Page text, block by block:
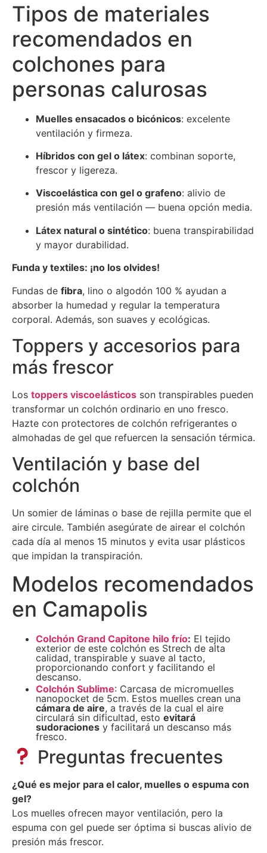
Tipos de materiales
recomendados en
colchones para
personas calurosas
Muelles ensacados o bicónicos: excelente
ventilación y firmeza.
Híbridos con gel o látex: combinan soporte,
frescor y ligereza.
Viscoelástica con gel o grafeno: alivio de
presión más ventilación — buena opción media.
Látex natural o sintético: buena transpirabilidad
y mayor durabilidad.
Funda y textiles: ¡no los olvides!
Fundas de fibra, lino o algodón 100 % ayudan a
absorber la humedad y regular la temperatura
corporal. Además, son suaves y ecológicas.
Toppers y accesorios para
más frescor
Los toppers viscoelásticos son transpirables pueden
transformar un colchón ordinario en uno fresco.
Hazte con protectores de colchón refrigerantes o
almohadas de gel que refuercen la sensación térmica.
Ventilación y base del
colchón
Un somier de láminas o base de rejilla permite que el
aire circule. También asegúrate de airear el colchón
cada día al menos 15 minutos y evita usar plásticos
que impidan la transpiración.
Modelos recomendados
en Camapolis
Colchón Grand Capitone hilo frío: El tejido
exterior de este colchón es Strech de alta
calidad, transpirable y suave al tacto,
proporcionando confort y facilitando el
descanso.
Colchón Sublime: Carcasa de micromuelles
nanopocket de 5cm. Estos muelles crean una
cámara de aire, a través de la cual el aire
circulará sin dificultad, esto evitará
sudoraciones y facilitará un descanso más
fresco.
Preguntas frecuentes
¿Qué es mejor para el calor, muelles o espuma con
gel?
Los muelles ofrecen mayor ventilación, pero la
espuma con gel puede ser óptima si buscas alivio de
presión más frescor.